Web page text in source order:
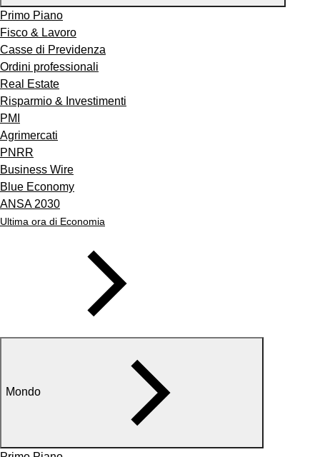
Primo Piano
Fisco & Lavoro
Casse di Previdenza
Ordini professionali
Real Estate
Risparmio & Investimenti
PMI
Agrimercati
PNRR
Business Wire
Blue Economy
ANSA 2030
Ultima ora di Economia
Mondo